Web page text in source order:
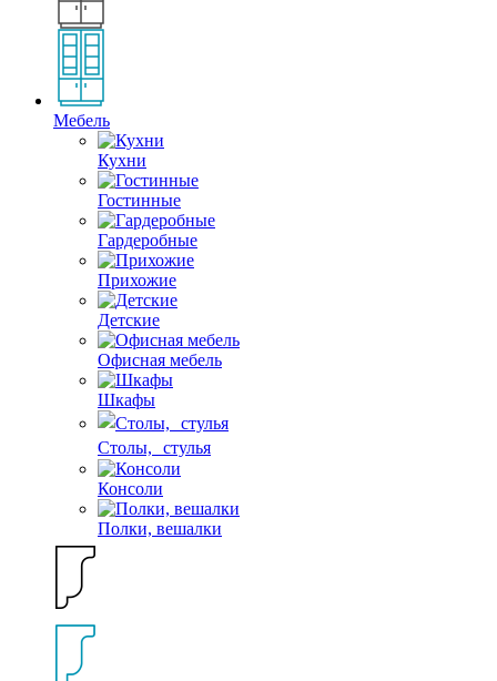
Мебель
Кухни
Гостинные
Гардеробные
Прихожие
Детские
Офисная мебель
Шкафы
Столы, стулья
Консоли
Полки, вешалки